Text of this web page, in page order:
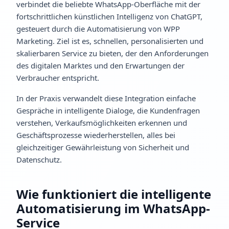
verbindet die beliebte WhatsApp-Oberfläche mit der
fortschrittlichen künstlichen Intelligenz von ChatGPT,
gesteuert durch die Automatisierung von WPP
Marketing. Ziel ist es, schnellen, personalisierten und
skalierbaren Service zu bieten, der den Anforderungen
des digitalen Marktes und den Erwartungen der
Verbraucher entspricht.
In der Praxis verwandelt diese Integration einfache
Gespräche in intelligente Dialoge, die Kundenfragen
verstehen, Verkaufsmöglichkeiten erkennen und
Geschäftsprozesse wiederherstellen, alles bei
gleichzeitiger Gewährleistung von Sicherheit und
Datenschutz.
Wie funktioniert die intelligente
Automatisierung im WhatsApp-
Service